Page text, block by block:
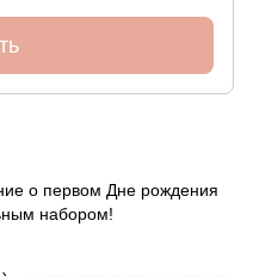
о первом Дне рождения
набором!